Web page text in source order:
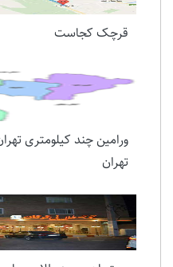
قرچک کجاست
ورامین چند کیلومتری
تهران